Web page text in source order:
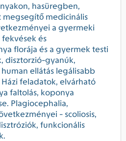
hasüregben,
megsegítő medicinális
a gyermeki
és
florája és a gyermek testi
disztorzió-gyanúk,
ellátás legálisabb
feladatok, elvárható
faltolás, koponya
Plagiocephalia,
- scoliosis,
funkcionális